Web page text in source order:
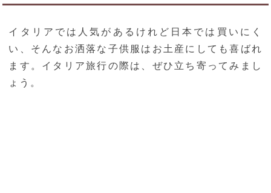
イタリアでは人気があるけれど日本では買いにく
い、そんなお洒落な子供服はお土産にしても喜ばれ
ます。イタリア旅行の際は、ぜひ立ち寄ってみまし
ょう。